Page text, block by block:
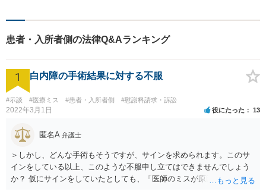
患者・入所者側の法律Q&Aランキング
1 白内障の手術結果に対する不服
#示談 #医療ミス #患者・入所者側 #慰謝料請求・訴訟
2022年3月1日 役にたった 13
匿名A 弁護士
＞しかし、どんな手術もそうですが、サインを求められます。このサ
インをしている以上、このような不服申し立てはできませんでしょう
か？ 仮にサインをしていたとしても、「医師のミスが原因で老眼がひ